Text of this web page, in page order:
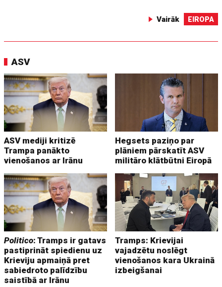
Vairāk EIROPA
ASV
ASV mediji kritizē
Trampa panākto
vienošanos ar Irānu
Hegsets paziņo par
plāniem pārskatīt ASV
militāro klātbūtni Eiropā
Politico: Tramps ir gatavs
pastiprināt spiedienu uz
Krieviju apmaiņā pret
sabiedroto palīdzību
saistībā ar Irānu
Tramps: Krievijai
vajadzētu noslēgt
vienošanos kara Ukrainā
izbeigšanai